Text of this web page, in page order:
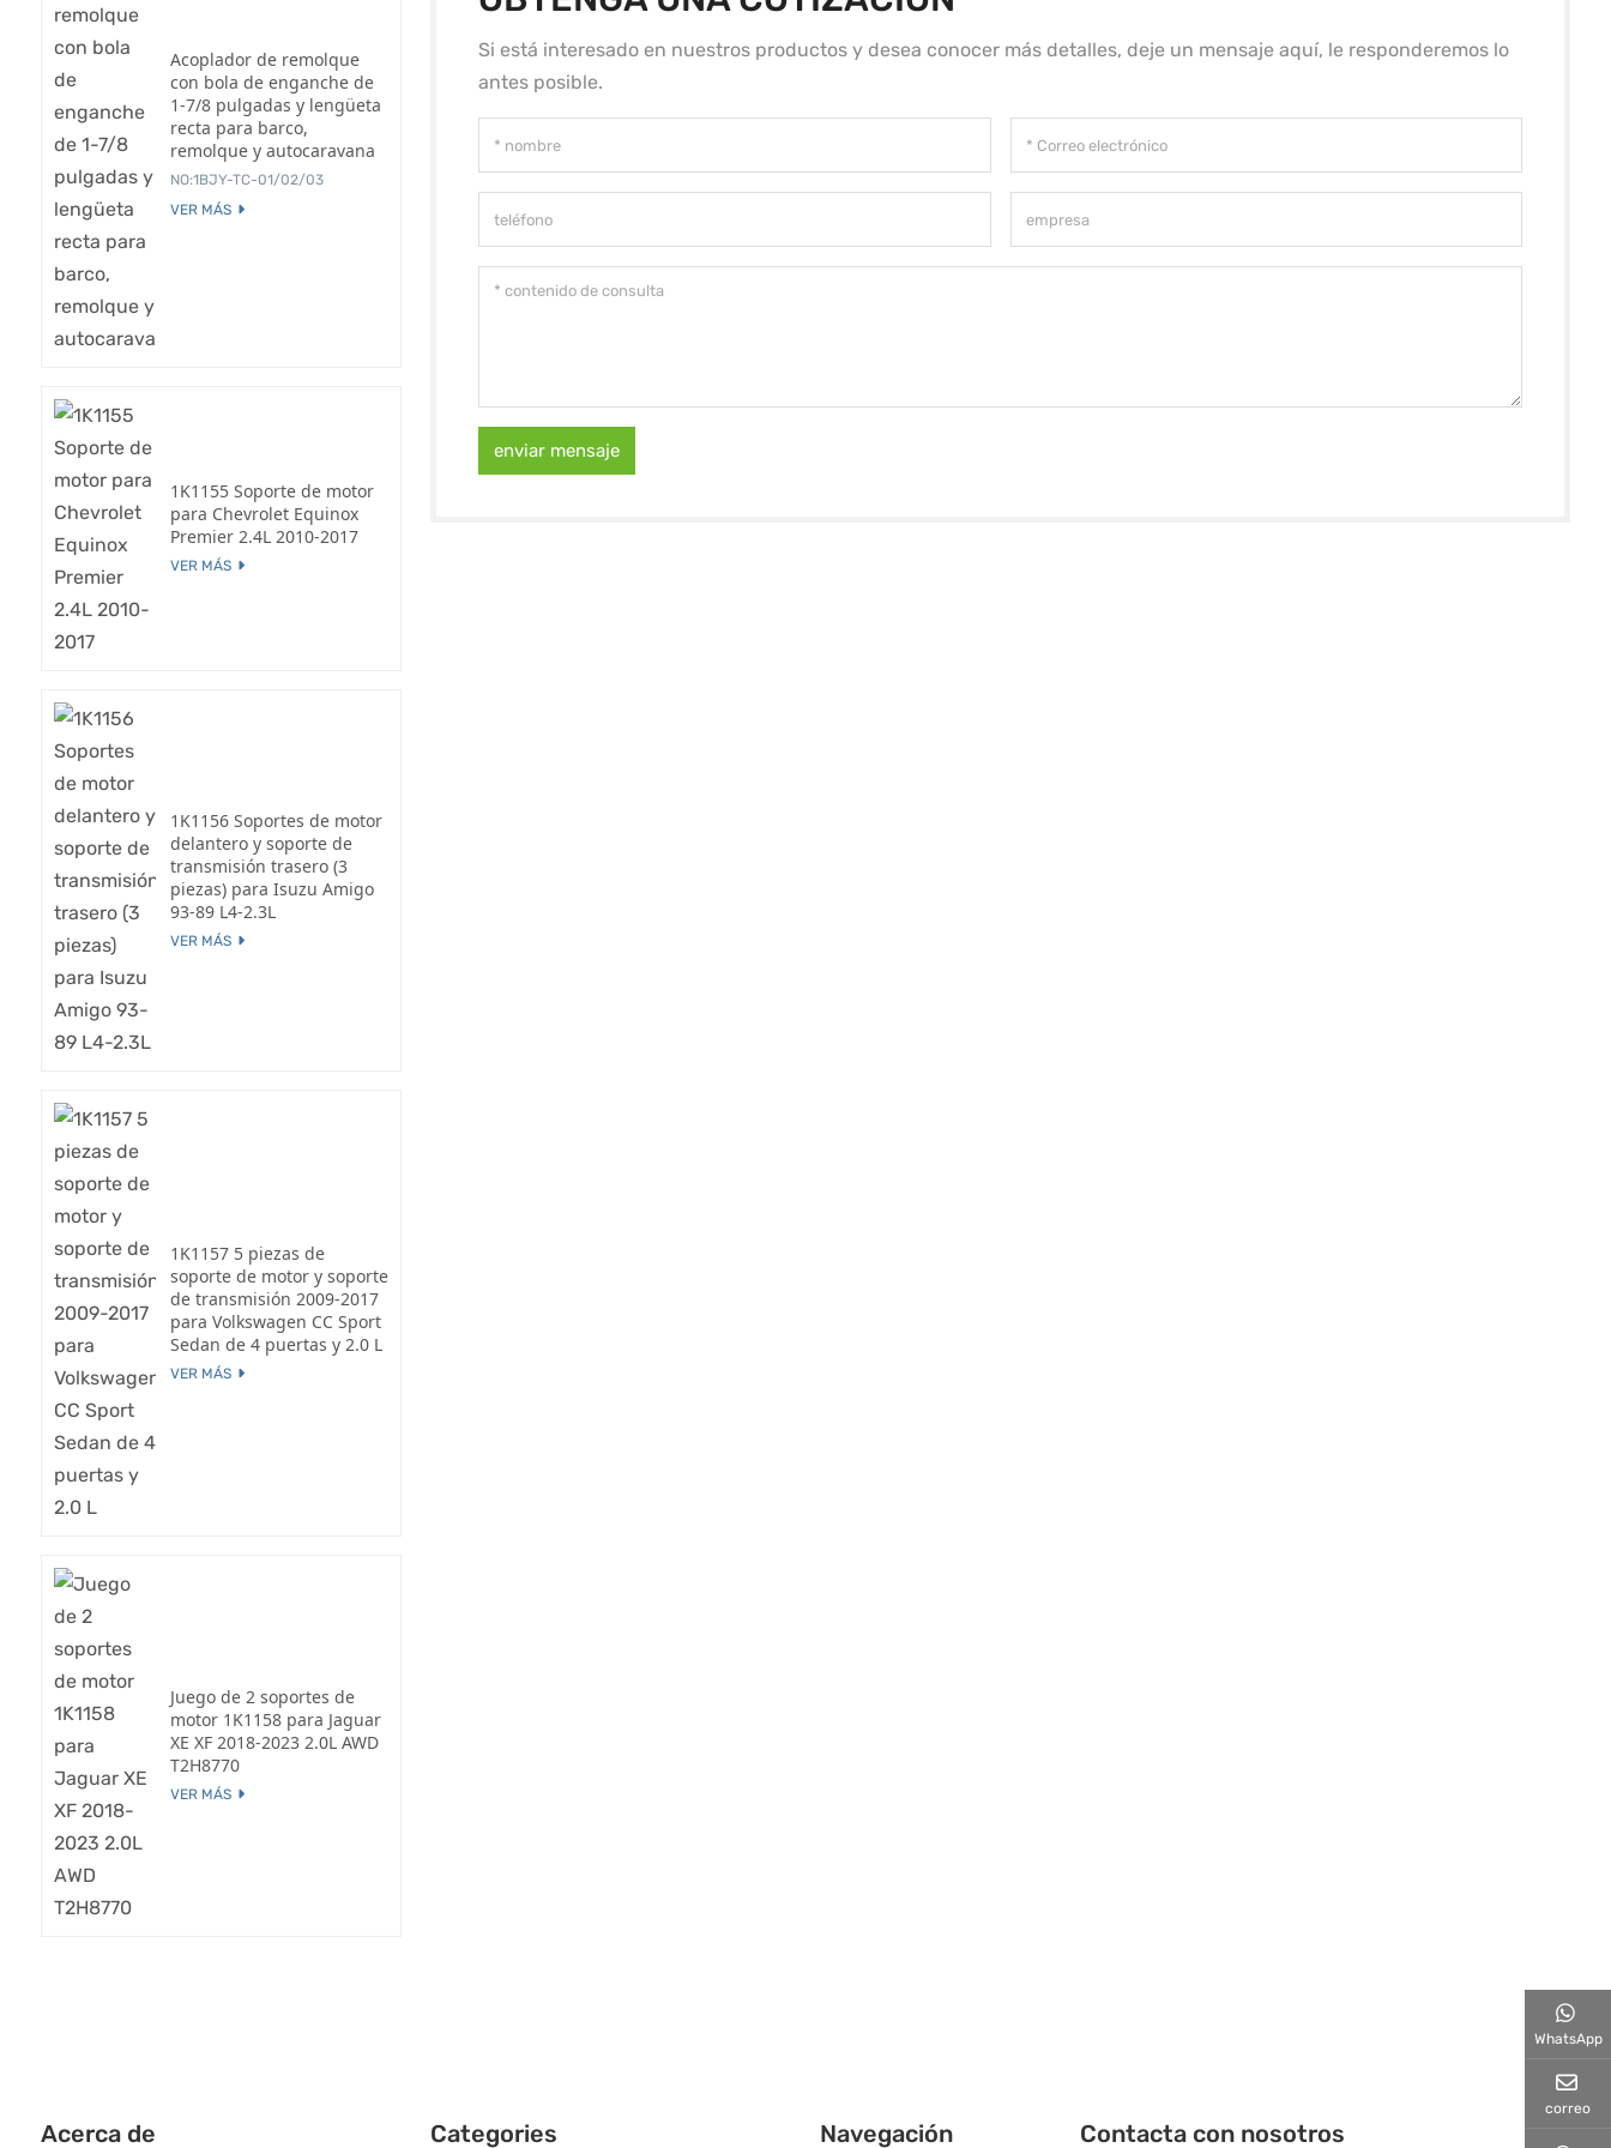
Si está interesado en nuestros productos y desea conocer más detalles, deje un mensaje aquí, le responderemos lo
antes posible.
enviar mensaje
Acoplador de remolque
con bola de enganche de
1-7/8 pulgadas y lengüeta
recta para barco,
remolque y autocaravana
NO:1BJY-TC-01/02/03
VER MÁS
1K1155 Soporte de motor
para Chevrolet Equinox
Premier 2.4L 2010-2017
VER MÁS
1K1156 Soportes de motor
delantero y soporte de
transmisión trasero (3
piezas) para Isuzu Amigo
93-89 L4-2.3L
VER MÁS
1K1157 5 piezas de
soporte de motor y soporte
de transmisión 2009-2017
para Volkswagen CC Sport
Sedan de 4 puertas y 2.0 L
VER MÁS
Juego de 2 soportes de
motor 1K1158 para Jaguar
XE XF 2018-2023 2.0L AWD
T2H8770
VER MÁS
Acerca de Categories Navegación Contacta con nosotros
WhatsApp
correo